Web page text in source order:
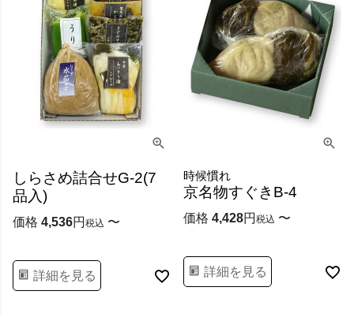
しらさめ詰合せG-2(7
品入)
価格 4,536 税込 〜
詳細を見る
時候慣れ
京名物すぐきB-4
価格 4,428 税込 〜
詳細を見る